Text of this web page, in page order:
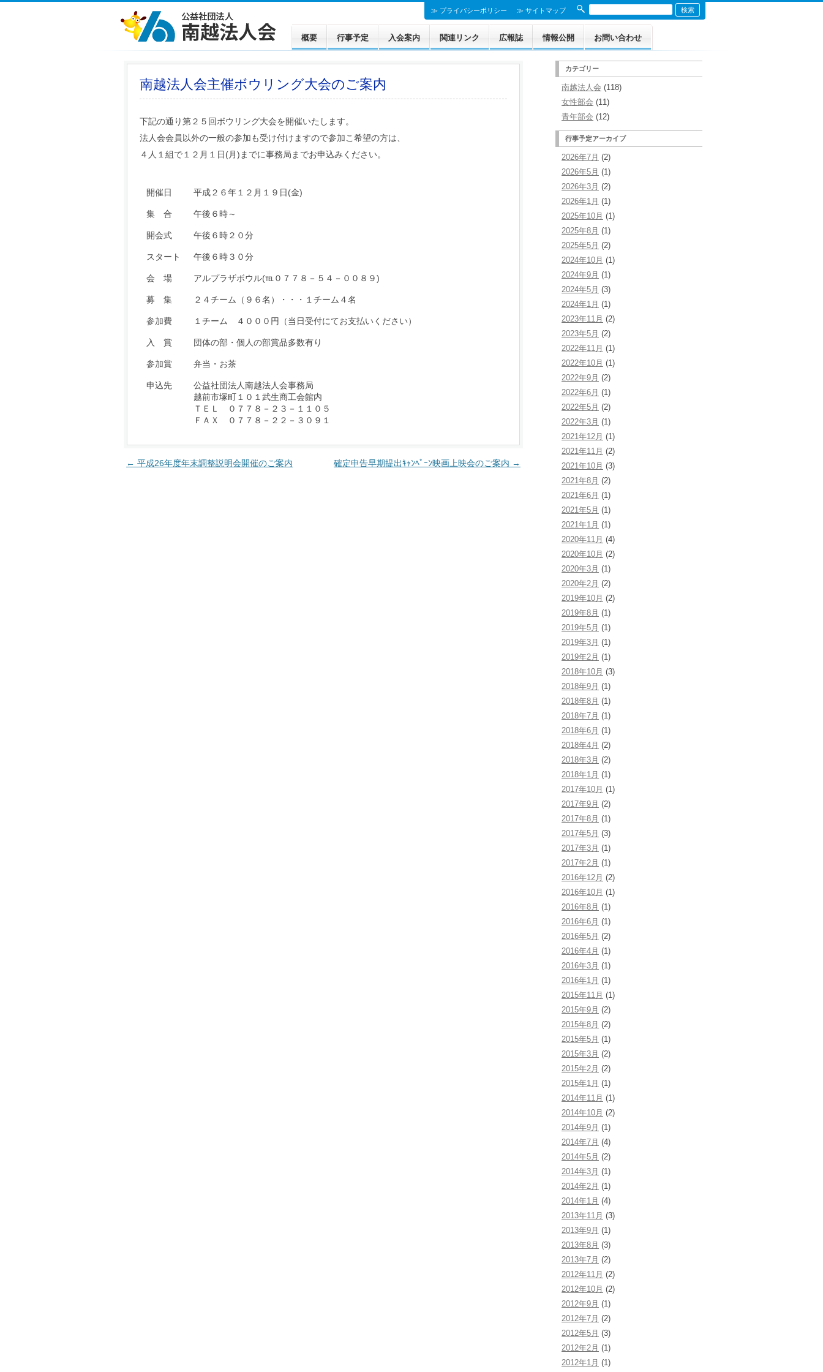
≫ プライバシーポリシー ≫ サイトマップ
概要
法人会の基本的指針
行事予定 入会案内 関連リンク 広報誌 情報公開
定款
役員名簿
事業報告 令和7年度
収支決算 令和7年度
収支決算 令和6年度
収支決算 令和5年度
収支決算 令和4年度
収支決算 令和3年度
収支決算 令和2年度
収支決算 令和元年度
収支決算 平成30年度
収支決算 平成29年度
収支決算 平成28年度
収支決算 平成27年度
収支決算 平成26年度
収支決算 平成25年度
お問い合わせ
南越法人会主催ボウリング大会のご案内
下記の通り第２５回ボウリング大会を開催いたします。
法人会会員以外の一般の参加も受け付けますので参加こ希望の方は、
４人１組で１２月１日(月)までに事務局までお申込みください。
開催日 平成２６年１２月１９日(金)
集 合 午後６時～
開会式 午後６時２０分
スタート 午後６時３０分
会 場 アルプラザボウル(℡０７７８－５４－００８９)
募 集 ２４チーム（９６名）・・・１チーム４名
参加費 １チーム ４０００円（当日受付にてお支払いください）
入 賞 団体の部・個人の部賞品多数有り
参加賞 弁当・お茶
申込先
公益社団法人南越法人会事務局
越前市塚町１０１武生商工会館内
ＴＥＬ ０７７８－２３－１１０５
ＦＡＸ ０７７８－２２－３０９１
投
← 平成26年度年末調整説明会開催のご案内 確定申告早期提出ｷｬﾝﾍﾟｰﾝ映画上映会のご案内 →
カテゴリー
南越法人会 (118)
女性部会 (11)
青年部会 (12)
行事予定アーカイブ
2026年7月 (2)
2026年5月 (1)
2026年3月 (2)
2026年1月 (1)
2025年10月 (1)
2025年8月 (1)
2025年5月 (2)
2024年10月 (1)
2024年9月 (1)
2024年5月 (3)
2024年1月 (1)
2023年11月 (2)
2023年5月 (2)
2022年11月 (1)
2022年10月 (1)
2022年9月 (2)
2022年6月 (1)
2022年5月 (2)
2022年3月 (1)
2021年12月 (1)
2021年11月 (2)
2021年10月 (3)
2021年8月 (2)
2021年6月 (1)
2021年5月 (1)
2021年1月 (1)
2020年11月 (4)
2020年10月 (2)
2020年3月 (1)
2020年2月 (2)
2019年10月 (2)
2019年8月 (1)
2019年5月 (1)
2019年3月 (1)
2019年2月 (1)
2018年10月 (3)
2018年9月 (1)
2018年8月 (1)
2018年7月 (1)
2018年6月 (1)
2018年4月 (2)
2018年3月 (2)
2018年1月 (1)
2017年10月 (1)
2017年9月 (2)
2017年8月 (1)
2017年5月 (3)
2017年3月 (1)
2017年2月 (1)
2016年12月 (2)
2016年10月 (1)
2016年8月 (1)
2016年6月 (1)
2016年5月 (2)
2016年4月 (1)
2016年3月 (1)
2016年1月 (1)
2015年11月 (1)
2015年9月 (2)
2015年8月 (2)
2015年5月 (1)
2015年3月 (2)
2015年2月 (2)
2015年1月 (1)
2014年11月 (1)
2014年10月 (2)
2014年9月 (1)
2014年7月 (4)
2014年5月 (2)
2014年3月 (1)
2014年2月 (1)
2014年1月 (4)
2013年11月 (3)
2013年9月 (1)
2013年8月 (3)
2013年7月 (2)
2012年11月 (2)
2012年10月 (2)
2012年9月 (1)
2012年7月 (2)
2012年5月 (3)
2012年2月 (1)
2012年1月 (1)